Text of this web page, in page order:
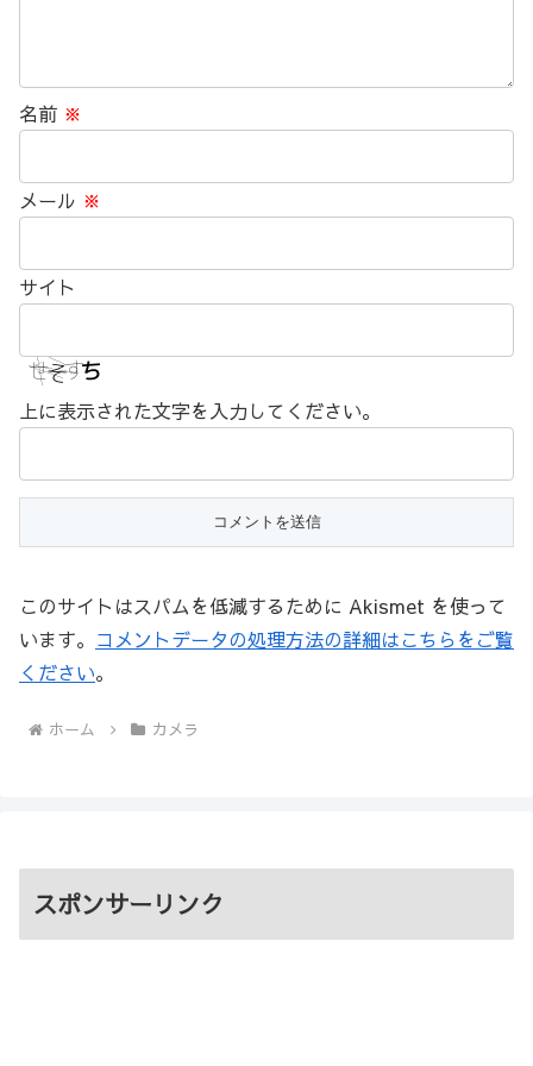
名前 ※
メール ※
サイト
上に表示された文字を入力してください。
このサイトはスパムを低減するために Akismet を使って
います。 コメントデータの処理方法の詳細はこちらをご覧
ください。
ホーム カメラ
スポンサーリンク